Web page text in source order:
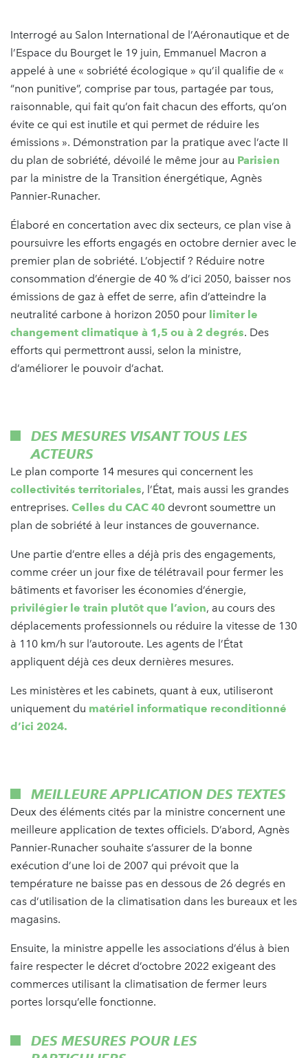
Interrogé au Salon International de l’Aéronautique et de
l’Espace du Bourget le 19 juin, Emmanuel Macron a
appelé à une « sobriété écologique » qu’il qualifie de «
“non punitive”, comprise par tous, partagée par tous,
raisonnable, qui fait qu’on fait chacun des efforts, qu’on
évite ce qui est inutile et qui permet de réduire les
émissions ». Démonstration par la pratique avec l’acte II
du plan de sobriété, dévoilé le même jour au Parisien
par la ministre de la Transition énergétique, Agnès
Pannier-Runacher.
Élaboré en concertation avec dix secteurs, ce plan vise à
poursuivre les efforts engagés en octobre dernier avec le
premier plan de sobriété. L’objectif ? Réduire notre
consommation d’énergie de 40 % d’ici 2050, baisser nos
émissions de gaz à effet de serre, afin d’atteindre la
neutralité carbone à horizon 2050 pour limiter le
changement climatique à 1,5 ou à 2 degrés. Des
efforts qui permettront aussi, selon la ministre,
d’améliorer le pouvoir d’achat.
DES MESURES VISANT TOUS LES
ACTEURS
Le plan comporte 14 mesures qui concernent les
collectivités territoriales, l’État, mais aussi les grandes
entreprises. Celles du CAC 40 devront soumettre un
plan de sobriété à leur instances de gouvernance.
Une partie d’entre elles a déjà pris des engagements,
comme créer un jour fixe de télétravail pour fermer les
bâtiments et favoriser les économies d’énergie,
privilégier le train plutôt que l’avion, au cours des
déplacements professionnels ou réduire la vitesse de 130
à 110 km/h sur l’autoroute. Les agents de l’État
appliquent déjà ces deux dernières mesures.
Les ministères et les cabinets, quant à eux, utiliseront
uniquement du matériel informatique reconditionné
d’ici 2024.
MEILLEURE APPLICATION DES TEXTES
Deux des éléments cités par la ministre concernent une
meilleure application de textes officiels. D’abord, Agnès
Pannier-Runacher souhaite s’assurer de la bonne
exécution d’une loi de 2007 qui prévoit que la
température ne baisse pas en dessous de 26 degrés en
cas d’utilisation de la climatisation dans les bureaux et les
magasins.
Ensuite, la ministre appelle les associations d’élus à bien
faire respecter le décret d’octobre 2022 exigeant des
commerces utilisant la climatisation de fermer leurs
portes lorsqu’elle fonctionne.
DES MESURES POUR LES